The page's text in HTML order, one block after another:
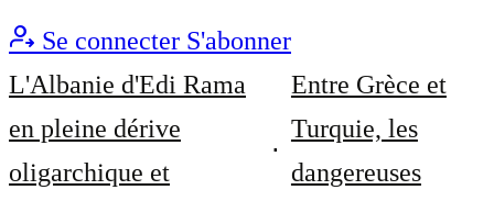
Se connecter S'abonner
L'Albanie d'Edi Rama
en pleine dérive
oligarchique et
Entre Grèce et
Turquie, les
dangereuses